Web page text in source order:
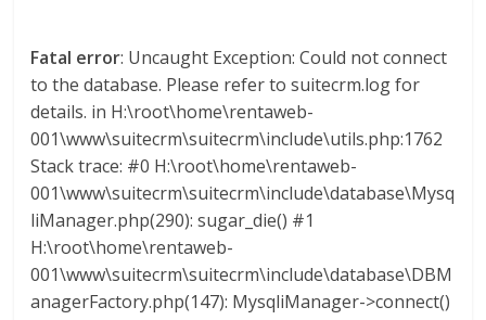
d
e
E
q
u
Fatal error: Uncaught Exception: Could not connect
to the database. Please refer to suitecrm.log for
details. in H:\root\home\rentaweb-
001\www\suitecrm\suitecrm\include\utils.php:1762
Stack trace: #0 H:\root\home\rentaweb-
001\www\suitecrm\suitecrm\include\database\Mysq
liManager.php(290): sugar_die() #1
H:\root\home\rentaweb-
001\www\suitecrm\suitecrm\include\database\DBM
anagerFactory.php(147): MysqliManager->connect()